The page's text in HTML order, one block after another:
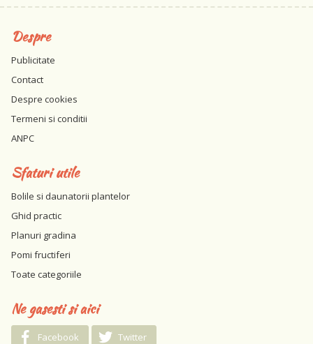
Despre
Publicitate
Contact
Despre cookies
Termeni si conditii
ANPC
Sfaturi utile
Bolile si daunatorii plantelor
Ghid practic
Planuri gradina
Pomi fructiferi
Toate categoriile
Ne gasesti si aici
Facebook Twitter